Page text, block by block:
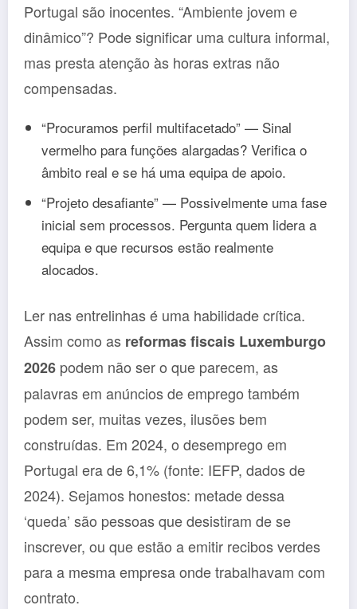
Portugal são inocentes. “Ambiente jovem e
dinâmico”? Pode significar uma cultura informal,
mas presta atenção às horas extras não
compensadas.
“Procuramos perfil multifacetado” — Sinal
vermelho para funções alargadas? Verifica o
âmbito real e se há uma equipa de apoio.
“Projeto desafiante” — Possivelmente uma fase
inicial sem processos. Pergunta quem lidera a
equipa e que recursos estão realmente
alocados.
Ler nas entrelinhas é uma habilidade crítica.
Assim como as reformas fiscais Luxemburgo
2026 podem não ser o que parecem, as
palavras em anúncios de emprego também
podem ser, muitas vezes, ilusões bem
construídas. Em 2024, o desemprego em
Portugal era de 6,1% (fonte: IEFP, dados de
2024). Sejamos honestos: metade dessa
‘queda’ são pessoas que desistiram de se
inscrever, ou que estão a emitir recibos verdes
para a mesma empresa onde trabalhavam com
contrato.